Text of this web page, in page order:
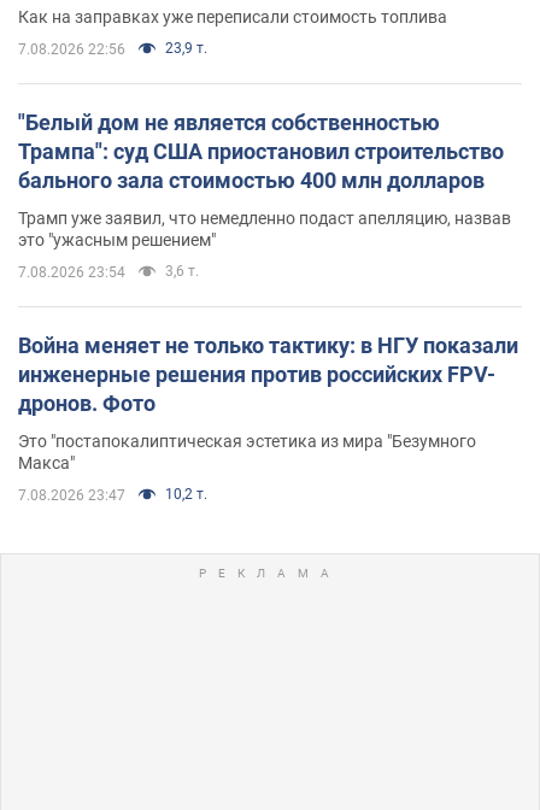
Как на заправках уже переписали стоимость топлива
7.08.2026 22:56 23,9 т.
"Белый дом не является собственностью
Трампа": суд США приостановил строительство
бального зала стоимостью 400 млн долларов
Трамп уже заявил, что немедленно подаст апелляцию, назвав
это "ужасным решением"
7.08.2026 23:54 3,6 т.
Война меняет не только тактику: в НГУ показали
инженерные решения против российских FPV-
дронов. Фото
Это "постапокалиптическая эстетика из мира "Безумного
Макса"
7.08.2026 23:47 10,2 т.